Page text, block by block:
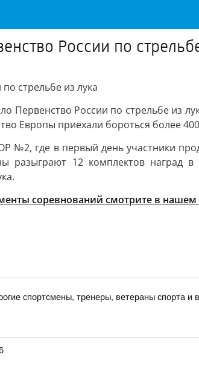
России по
стрельбе из лука
Первенство России по стрельбе из
Европы приехали бороться более
№2, где в первый день участники
разыграют 12 комплектов
соревнований смотрите в нашем
спортсмены, тренеры, ветераны спорта и